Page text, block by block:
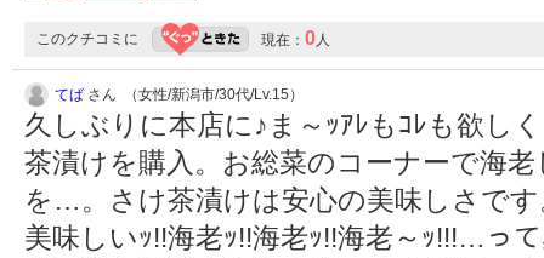
このクチコミに 現在： 0人
てば さん （女性/新潟市/30代/Lv.15）
久しぶりに本店に♪ま～ｯｱﾚもｺﾚも欲し
茶漬けを購入。お総菜のコーナーで海
を…。さけ茶漬けは安心の美味しさで
美味しいｯ!!海老ｯ!!海老ｯ!!海老～ｯ!!!…っ